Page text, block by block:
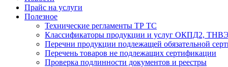
Прайс на услуги
Полезное
Технические регламенты ТР ТС
Классификаторы продукции и услуг ОКПД2,
Перечни продукции подлежащей обязательной
Перечень товаров не подлежащих сертификации
Проверка подлинности документов и реестры